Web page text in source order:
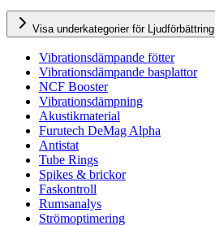
Visa underkategorier för Ljudförbättring
Vibrationsdämpande fötter
Vibrationsdämpande basplattor
NCF Booster
Vibrationsdämpning
Akustikmaterial
Furutech DeMag Alpha
Antistat
Tube Rings
Spikes & brickor
Faskontroll
Rumsanalys
Strömoptimering